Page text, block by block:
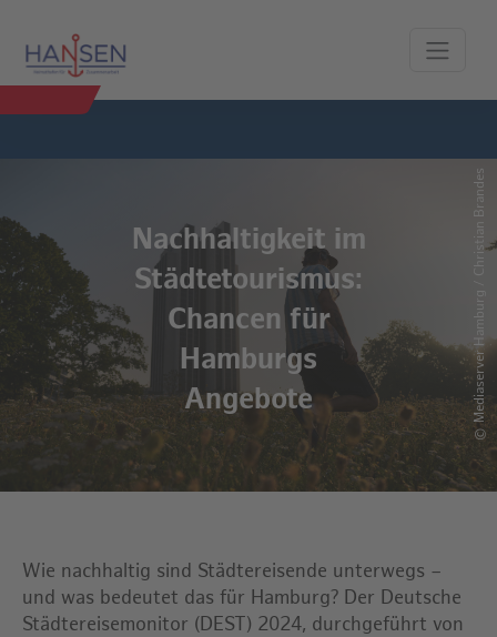
©
Mediaserver Hamburg / Christian Brandes
Nachhaltigkeit im
Städtetourismus:
Chancen für
Hamburgs
Angebote
Wie nachhaltig sind Städtereisende unterwegs –
und was bedeutet das für Hamburg? Der Deutsche
Städtereisemonitor (DEST) 2024, durchgeführt von